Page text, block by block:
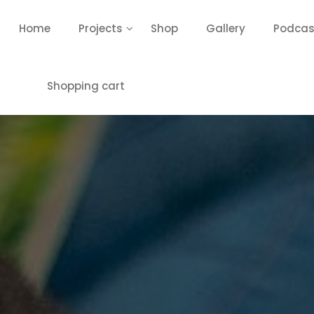
Home Projects Shop Gallery
Shopping cart